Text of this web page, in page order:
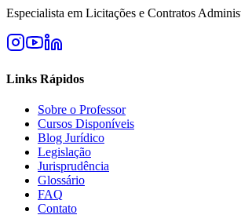
Especialista em Licitações e Contratos
Links Rápidos
Sobre o Professor
Cursos Disponíveis
Blog Jurídico
Legislação
Jurisprudência
Glossário
FAQ
Contato